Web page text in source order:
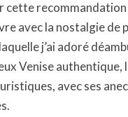
cette recommandation
avec la nostalgie de
j’ai adoré
Venise authentique,
avec ses